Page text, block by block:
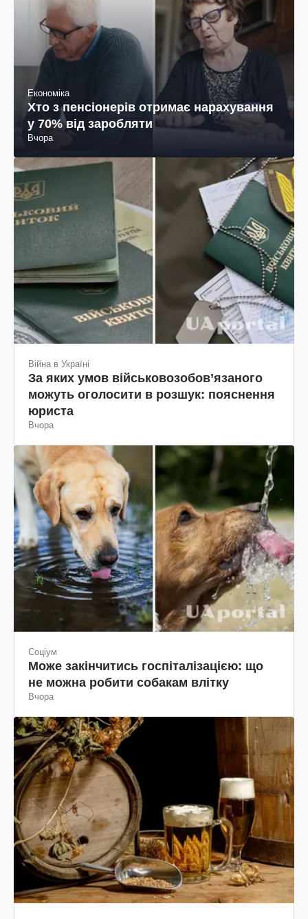
Економіка
Хто з пенсіонерів отримає нарахування
у 70% від заробляти
Вчора
Війна в Україні
За яких умов військовозобов’язаного
можуть оголосити в розшук: пояснення
юриста
Вчора
Соціум
Може закінчитись госпіталізацією: що
не можна робити собакам влітку
Вчора